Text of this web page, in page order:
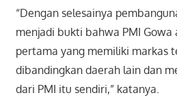
“Dengan selesainya
menjadi bukti bahwa PMI
pertama yang memiliki markas
dibandingkan daerah lain dan
dari PMI itu sendiri,” katanya.